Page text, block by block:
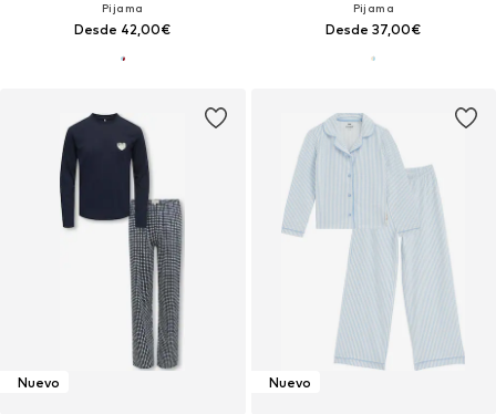
Pijama
Desde 42,00€
Pijama
Desde 37,00€
Nuevo Nuevo